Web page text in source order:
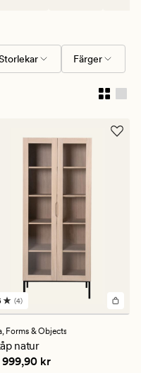
Färger
(4)
Forms & Objects
natur
15 999,90 kr
999,90 kr